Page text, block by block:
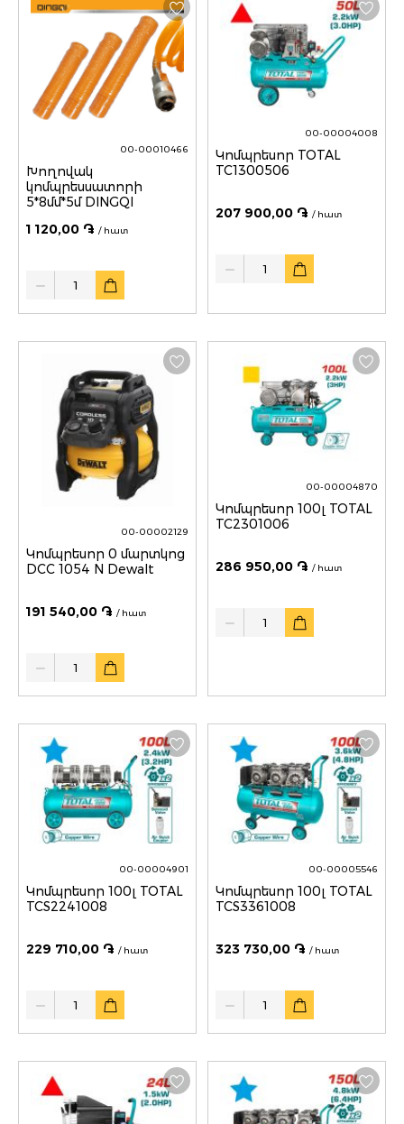
00-00010466
Խողովակ
կոմպրեսսատորի
5*8մմ*5մ DINGQI
1 120,00 ֏ / հատ
00-00004008
Կոմպրեսոր TOTAL
TC1300506
207 900,00 ֏ / հատ
00-00002129
Կոմպրեսոր 0 մարտկոց
DCC 1054 N Dewalt
191 540,00 ֏ / հատ
00-00004870
Կոմպրեսոր 100լ TOTAL
TC2301006
286 950,00 ֏ / հատ
00-00004901
Կոմպրեսոր 100լ TOTAL
TCS2241008
229 710,00 ֏ / հատ
00-00005546
Կոմպրեսոր 100լ TOTAL
TCS3361008
323 730,00 ֏ / հատ